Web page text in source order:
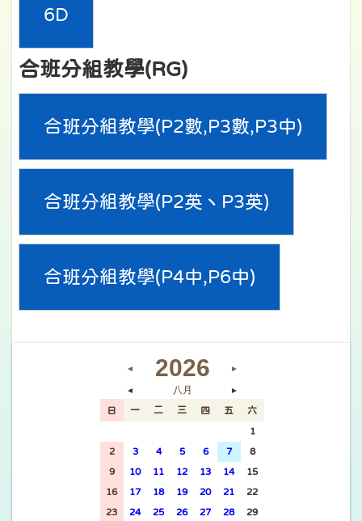
6D
合班分組教學(RG)
合班分組教學(P2數,P3數,P3中)
合班分組教學(P2英丶P3英)
合班分組教學(P4中,P6中)
◄ 2026 ►
◄ 八月 ►
日 一 二 三 四 五 六
1
2 3 4 5 6 7 8
9 10 11 12 13 14 15
16 17 18 19 20 21 22
23 24 25 26 27 28 29